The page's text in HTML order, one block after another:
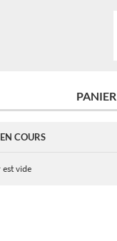
PANIER
COURS
est vide